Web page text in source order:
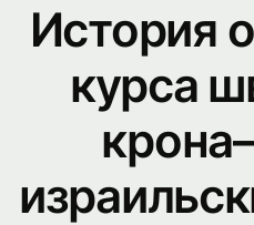
История
курса